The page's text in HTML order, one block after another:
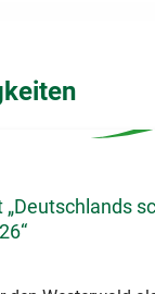
„Deutschlands